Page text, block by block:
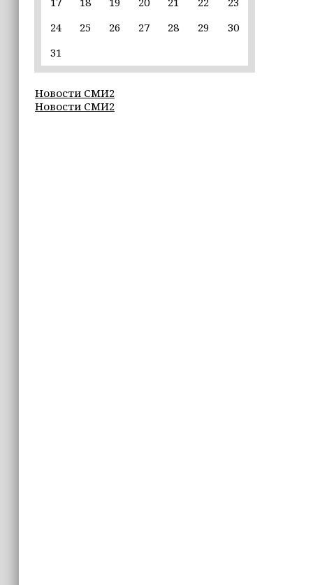
20:09
19:37
9 августа в Грозном пройдет дрифт-
17:30
24
25 26 27 28 29
30
31
Новости СМИ2
Новости СМИ2